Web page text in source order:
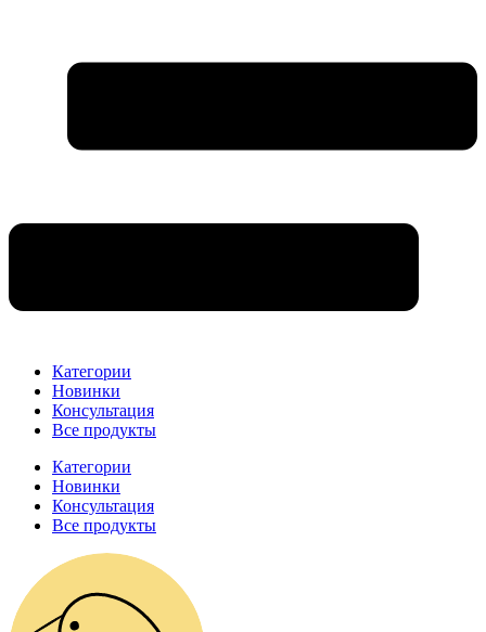
Категории
Новинки
Консультация
Все продукты
Категории
Новинки
Консультация
Все продукты